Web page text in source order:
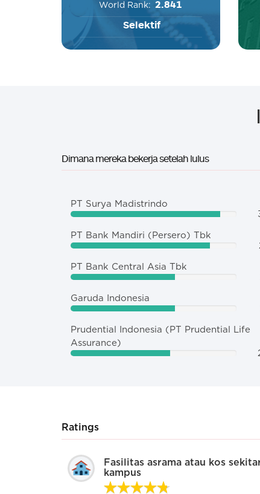
World Rank: 2.841
Selektif
Dimana mereka bekerja setelah lulus
PT Surya Madistrindo
PT Bank Mandiri (Persero) Tbk
PT Bank Central Asia Tbk
Garuda Indonesia
Prudential Indonesia (PT Prudential Life
Assurance)
Ratings
Fasilitas asrama atau kos
kampus
Seperti apa profil mahasiswa di
kampus ini?